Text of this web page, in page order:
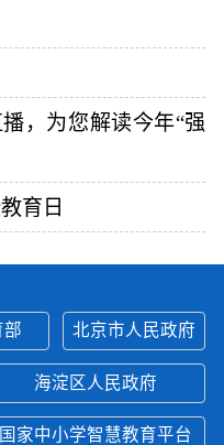
，为您解读今年“强
育日
部 北京市人民政府
海淀区人民政府
国家中小学智慧教育平台